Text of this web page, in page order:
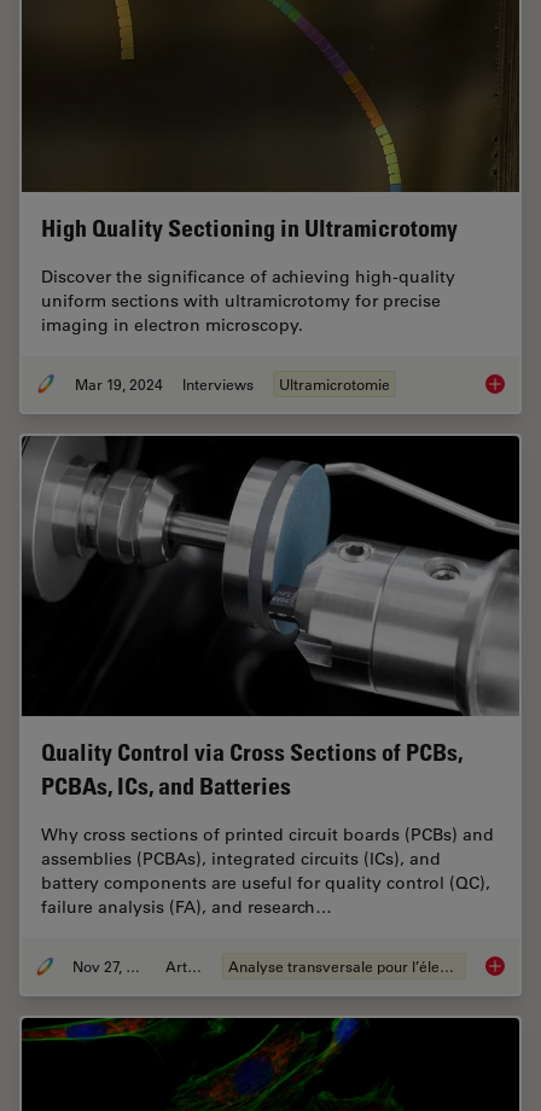
High Quality Sectioning in Ultramicrotomy
Discover the significance of achieving high-quality
uniform sections with ultramicrotomy for precise
imaging in electron microscopy.
Mar 19, 2024 Interviews Ultramicrotomie High
Quality Control via Cross Sections of PCBs,
PCBAs, ICs, and Batteries
Why cross sections of printed circuit boards (PCBs) and
assemblies (PCBAs), integrated circuits (ICs), and
battery components are useful for quality control (QC),
failure analysis (FA), and research…
Nov 27, 2023 Article Analyse transversale pour l’électronique Quality